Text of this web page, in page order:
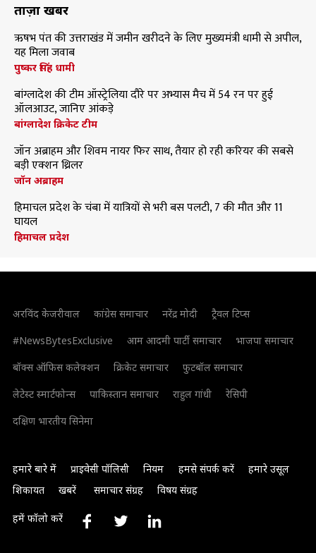
ताज़ा खबरें
ऋषभ पंत की उत्तराखंड में जमीन खरीदने के लिए मुख्यमंत्री धामी से अपील,
यह मिला जवाब
पुष्कर सिंह धामी
बांग्लादेश की टीम ऑस्ट्रेलिया दौरे पर अभ्यास मैच में 54 रन पर हुई
ऑलआउट, जानिए आंकड़े
बांग्लादेश क्रिकेट टीम
जॉन अब्राहम और शिवम नायर फिर साथ, तैयार हो रही करियर की सबसे
बड़ी एक्शन थ्रिलर
जॉन अब्राहम
हिमाचल प्रदेश के चंबा में यात्रियों से भरी बस पलटी, 7 की मौत और 11
घायल
हिमाचल प्रदेश
अरविंद केजरीवाल कांग्रेस समाचार नरेंद्र मोदी
ट्रैवल टिप्स
#NewsBytesExclusive
आम आदमी पार्टी समाचार
भाजपा समाचार
बॉक्स ऑफिस कलेक्शन
क्रिकेट समाचार
फुटबॉल समाचार
लेटेस्ट स्मार्टफोन्स
पाकिस्तान समाचार राहुल गांधी
रेसिपी
दक्षिण भारतीय सिनेमा
हमारे बारे में प्राइवेसी पॉलिसी नियम हमसे संपर्क करें
हमारे उसूल
शिकायत
खबरें समाचार संग्रह विषय संग्रह
हमें फॉलो करें